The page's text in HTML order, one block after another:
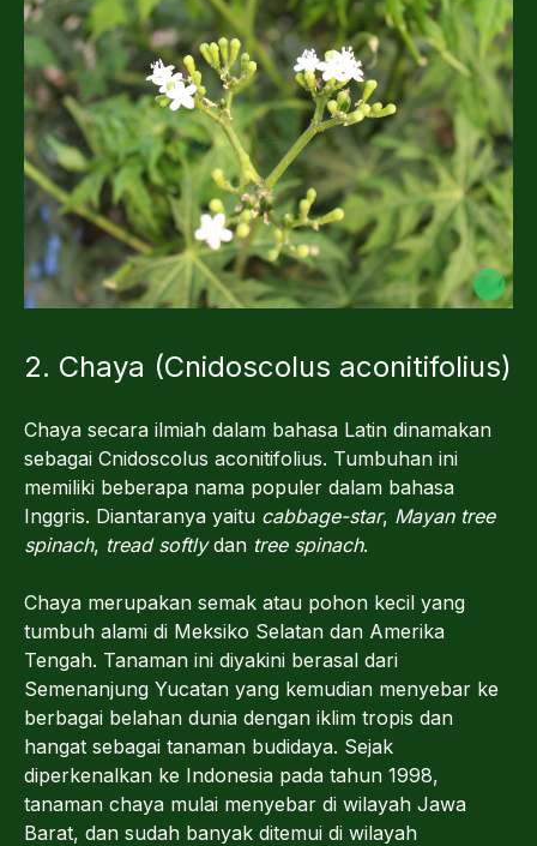
2. Chaya (Cnidoscolus aconitifolius)
Chaya secara ilmiah dalam bahasa Latin dinamakan
sebagai Cnidoscolus aconitifolius. Tumbuhan ini
memiliki beberapa nama populer dalam bahasa
Inggris. Diantaranya yaitu cabbage-star, Mayan tree
spinach, tread softlydan tree spinach.
Chaya merupakan semak atau pohon kecil yang
tumbuh alami di Meksiko Selatan dan Amerika
Tengah. Tanaman ini diyakini berasal dari
Semenanjung Yucatan yang kemudian menyebar ke
berbagai belahan dunia dengan iklim tropis dan
hangat sebagai tanaman budidaya. Sejak
diperkenalkan ke Indonesia pada tahun 1998,
tanaman chaya mulai menyebar di wilayah Jawa
Barat, dan sudah banyak ditemui di wilayah